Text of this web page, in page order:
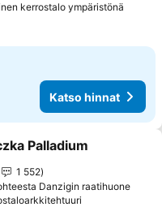
kerrostalo ympäristönä
Katso hinnat
suosikkeihin
Palladium
1 552
Danzigin raatihuone